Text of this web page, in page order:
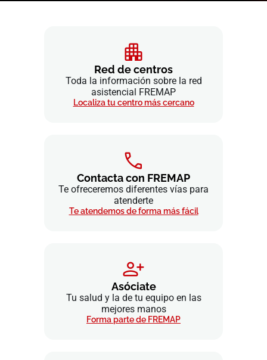
Red de centros
Toda la información sobre la red
asistencial FREMAP
Localiza tu centro más cercano
Contacta con FREMAP
Te ofreceremos diferentes vías para
atenderte
Te atendemos de forma más fácil
Asóciate
Tu salud y la de tu equipo en las
mejores manos
Forma parte de FREMAP